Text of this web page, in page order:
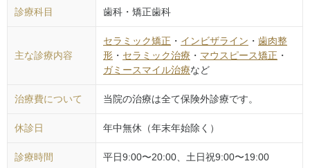
診療科目 歯科・矯正歯科
主な診療内容
セラミック矯正 ・ インビザライン ・ 歯肉整
形 ・ セラミック治療 ・ マウスピース矯正 ・
ガミースマイル治療など
治療費について 当院の治療は全て保険外診療です。
休診日 年中無休（年末年始除く）
診療時間 平日9:00〜20:00、土日祝9:00〜19:00